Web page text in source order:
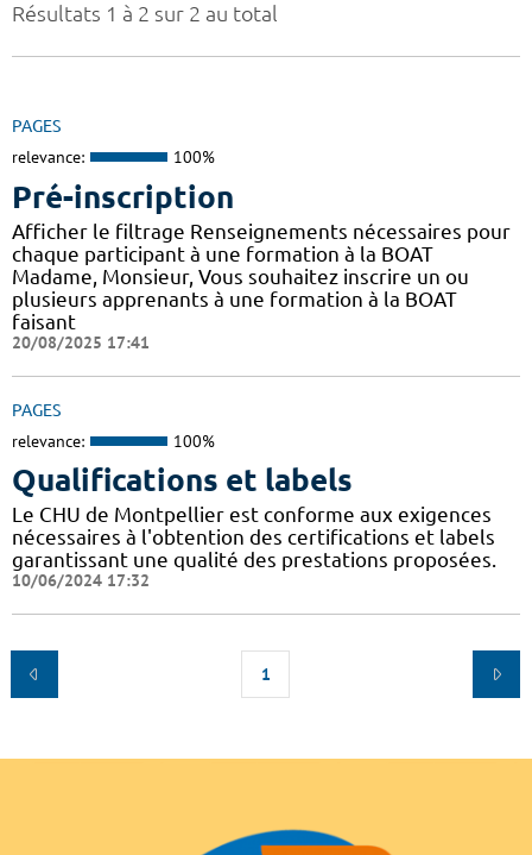
Résultats 1 à 2 sur 2 au total
PAGES
relevance: 100%
Pré-inscription
Afficher le filtrage Renseignements nécessaires pour
chaque participant à une formation à la BOAT
Madame, Monsieur, Vous souhaitez inscrire un ou
plusieurs apprenants à une formation à la BOAT
faisant
20/08/2025 17:41
PAGES
relevance: 100%
Qualifications et labels
Le CHU de Montpellier est conforme aux exigences
nécessaires à l'obtention des certifications et labels
garantissant une qualité des prestations proposées.
10/06/2024 17:32
1